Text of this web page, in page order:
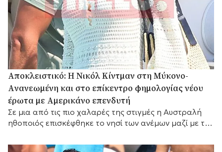
Αποκλειστικό: Η Νικόλ Κίντμαν στη Μύκονο-
Aνανεωμένη και στο επίκεντρο φημολογίας νέου
έρωτα με Αμερικάνο επενδυτή
Σε μια από τις πιο χαλαρές της στιγμές η Αυστραλή
ηθοποιός επισκέφθηκε το νησί των ανέμων μαζί με τη
καλλιτέχνη Μάρκο Περέγκο.